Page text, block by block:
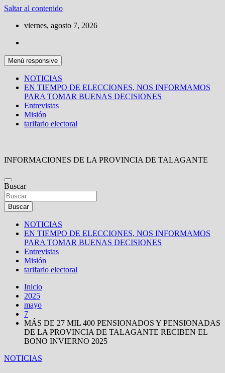
Saltar al contenido
viernes, agosto 7, 2026
Menú responsive
NOTICIAS
EN TIEMPO DE ELECCIONES, NOS INFORMAMOS
PARA TOMAR BUENAS DECISIONES
Entrevistas
Misión
tarifario electoral
INFORMACIONES DE LA PROVINCIA DE TALAGANTE
Buscar
Buscar
NOTICIAS
EN TIEMPO DE ELECCIONES, NOS INFORMAMOS
PARA TOMAR BUENAS DECISIONES
Entrevistas
Misión
tarifario electoral
Inicio
2025
mayo
7
MÁS DE 27 MIL 400 PENSIONADOS Y PENSIONADAS
DE LA PROVINCIA DE TALAGANTE RECIBEN EL
BONO INVIERNO 2025
NOTICIAS